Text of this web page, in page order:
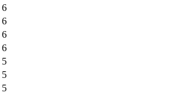
6
6
6
6
5
5
5